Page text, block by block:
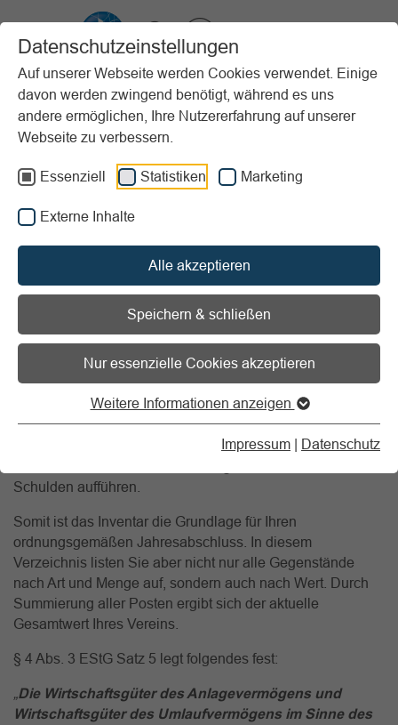
Datenschutzeinstellungen
Auf unserer Webseite werden Cookies verwendet. Einige
davon werden zwingend benötigt, während es uns
andere ermöglichen, Ihre Nutzererfahrung auf unserer
Webseite zu verbessern.
Essenziell Statistiken Marketing
Externe Inhalte
Alle akzeptieren
Speichern & schließen
Nur essenzielle Cookies akzeptieren
Weitere Informationen anzeigen
Impressum | Datenschutz
Startseite Vereinsmanagement Steuern & Finanzen
Buchführung
Die Inventur
Inventar
Vorlesen
Informationen zum Readspeaker öffnen
Inventar
Nachweis von Warenbeständen,
Kassen und Bankbeständen und
Schulden
Das Inventar ist das Ergebnis einer Inventur. Diese sollten
Vereine einmal im Jahr durchführen. Dabei sollte man,
messen, oder wiegen und alle materiellen
Vermögensgegenstände aufführen, sowohl Sach-, Anlage-,
Schulden aufführen.
Somit ist das Inventar die Grundlage für Ihren
ordnungsgemäßen Jahresabschluss. In diesem
Verzeichnis listen Sie aber nicht nur alle Gegenstände
nach Art und Menge auf, sondern auch nach Wert. Durch
Summierung aller Posten ergibt sich der aktuelle
Gesamtwert Ihres Vereins.
§ 4 Abs. 3 EStG Satz 5 legt folgendes fest:
„Die Wirtschaftsgüter des Anlagevermögens und
Wirtschaftsgüter des Umlaufvermögens im Sinne des